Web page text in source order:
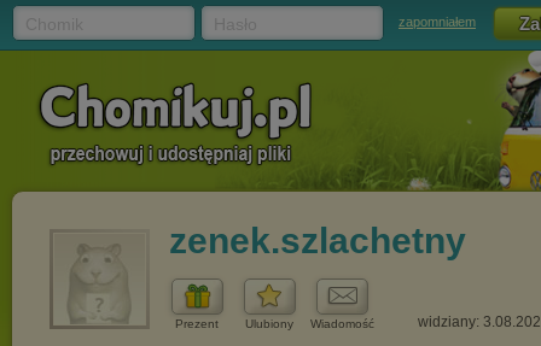
zapomniałem
zenek.szlachetny
Prezent Ulubiony Wiadomość widziany: